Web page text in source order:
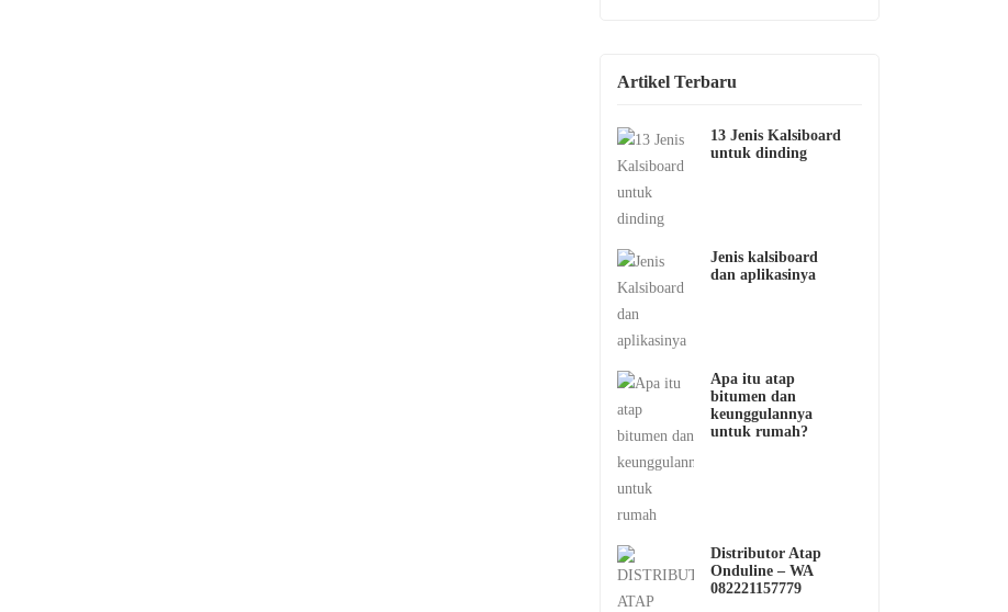
Artikel Terbaru
13 Jenis Kalsiboard
untuk dinding
Jenis kalsiboard
dan aplikasinya
Apa itu atap
bitumen dan
keunggulannya
untuk rumah?
Distributor Atap
Onduline – WA
082221157779